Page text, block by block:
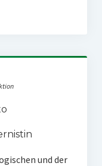
und der